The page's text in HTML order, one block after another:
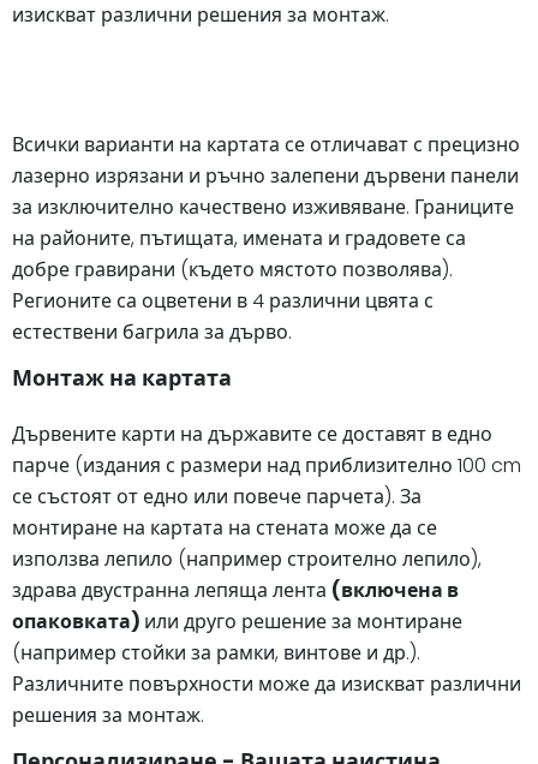
изискват различни решения за монтаж.
Всички варианти на картата се отличават с прецизно
лазерно изрязани и ръчно залепени дървени панели
за изключително качествено изживяване. Границите
на районите, пътищата, имената и градовете са
добре гравирани (където мястото позволява).
Регионите са оцветени в 4 различни цвята с
естествени багрила за дърво.
Монтаж на картата
Дървените карти на държавите се доставят в едно
парче (издания с размери над приблизително 100 cm
се състоят от едно или повече парчета). За
монтиране на картата на стената може да се
използва лепило (например строително лепило),
здрава двустранна лепяща лента (включена в
опаковката) или друго решение за монтиране
(например стойки за рамки, винтове и др.).
Различните повърхности може да изискват различни
решения за монтаж.